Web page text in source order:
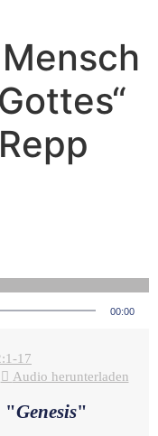
00:00
17
Audio herunterladen
"Genesis"